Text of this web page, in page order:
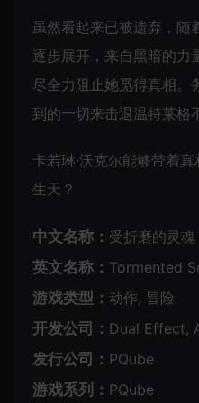
虽然看起来已被遗弃，随
逐步展开，来自黑暗的力
尽全力阻止她觅得真相。
到的一切来击退温特莱格
卡若琳·沃克尔能够带着
生天？
中文名称： 受折磨的灵魂
英文名称： Tormented
游戏类型： 动作, 冒险
开发公司： Dual Effect,
发行公司： PQube
游戏系列： PQube